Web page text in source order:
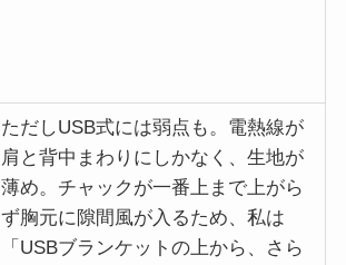
ただしUSB式には弱点も。電熱線が
肩と背中まわりにしかなく、生地が
薄め。チャックが一番上まで上がら
ず胸元に隙間風が入るため、私は
「USBブランケットの上から、さら